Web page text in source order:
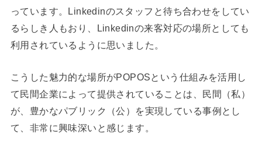
っています。Linkedinのスタッフと待ち合わせをしてい
るらしき人もおり、Linkedinの来客対応の場所としても
利用されているように思いました。
こうした魅力的な場所がPOPOSという仕組みを活用し
て民間企業によって提供されていることは、民間（私）
が、豊かなパブリック（公）を実現している事例とし
て、非常に興味深いと感じます。